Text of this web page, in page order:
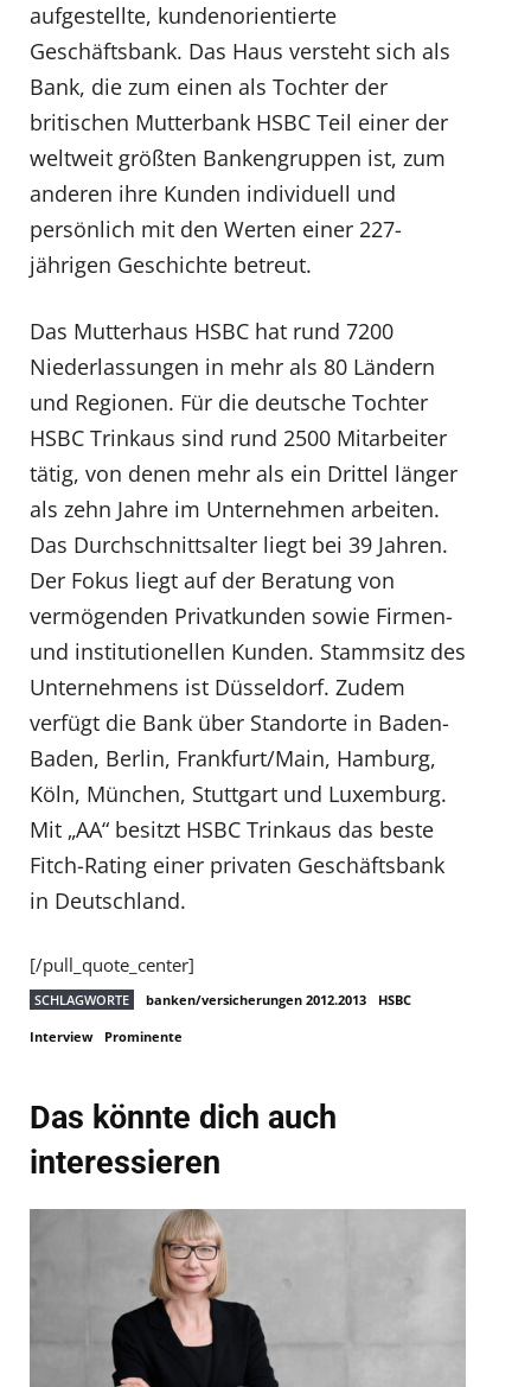
aufgestellte, kundenorientierte
Geschäftsbank. Das Haus versteht sich als
Bank, die zum einen als Tochter der
britischen Mutterbank HSBC Teil einer der
weltweit größten Bankengruppen ist, zum
anderen ihre Kunden individuell und
persönlich mit den Werten einer 227-
jährigen Geschichte betreut.
Das Mutterhaus HSBC hat rund 7200
Niederlassungen in mehr als 80 Ländern
und Regionen. Für die deutsche Tochter
HSBC Trinkaus sind rund 2500 Mitarbeiter
tätig, von denen mehr als ein Drittel länger
als zehn Jahre im Unternehmen arbeiten.
Das Durchschnittsalter liegt bei 39 Jahren.
Der Fokus liegt auf der Beratung von
vermögenden Privatkunden sowie Firmen-
und institutionellen Kunden. Stammsitz des
Unternehmens ist Düsseldorf. Zudem
verfügt die Bank über Standorte in Baden-
Baden, Berlin, Frankfurt/Main, Hamburg,
Köln, München, Stuttgart und Luxemburg.
Mit „AA“ besitzt HSBC Trinkaus das beste
Fitch-Rating einer privaten Geschäftsbank
in Deutschland.
[/pull_quote_center]
SCHLAGWORTE banken/versicherungen 2012.2013 HSBC
Interview Prominente
Das könnte dich auch
interessieren